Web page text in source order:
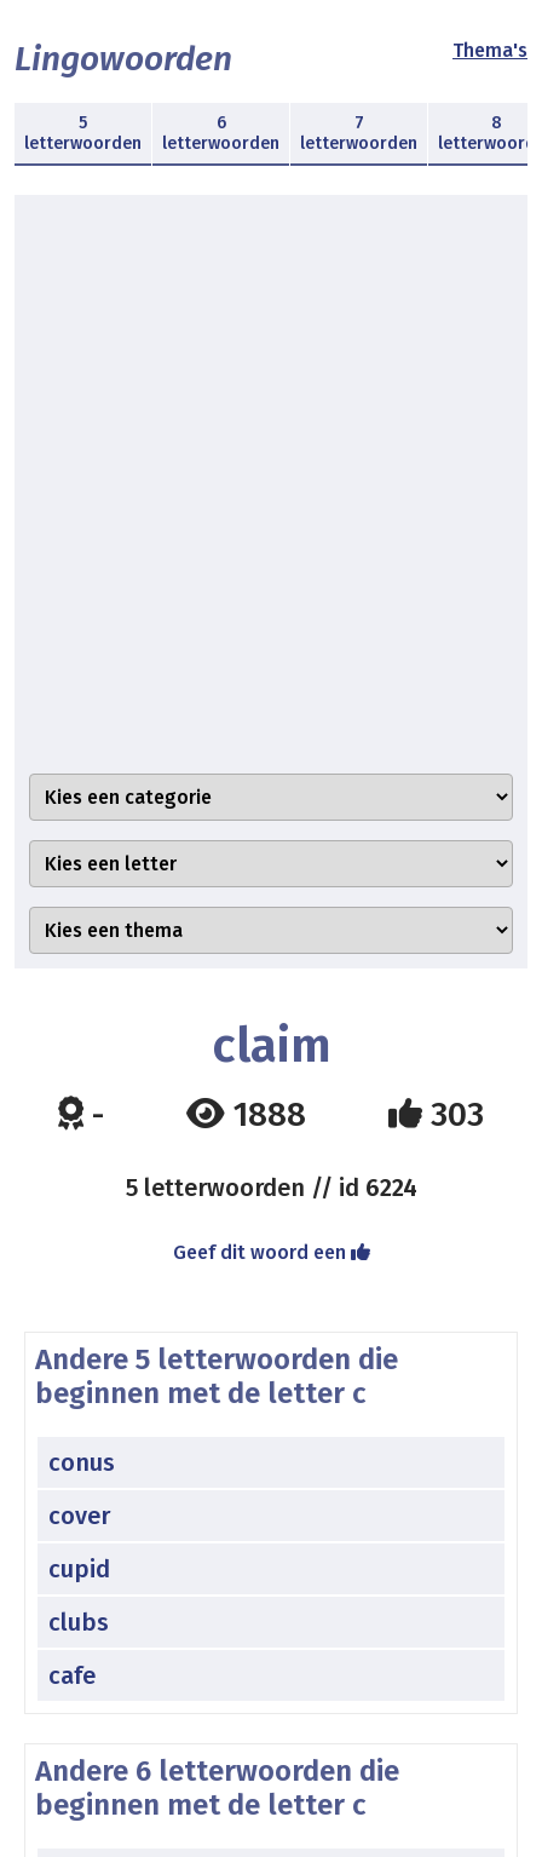
Lingowoorden Thema's
5
letterwoorden
6
letterwoorden
7
letterwoorden
8
claim
- 1888 303
5 letterwoorden // id 6224
Geef dit woord een
Andere 5 letterwoorden die
beginnen met de letter c
conus
cover
cupid
clubs
cafe
Andere 6 letterwoorden die
beginnen met de letter c